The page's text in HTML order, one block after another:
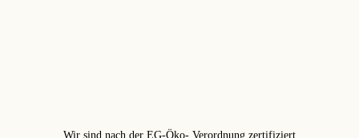
Wir sind nach der EG-Öko- Verordnung zertifiziert